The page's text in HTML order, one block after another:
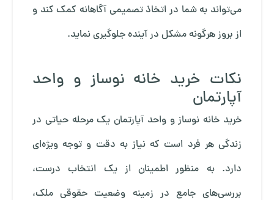
می‌تواند به شما در اتخاذ تصمیمی آگاهانه کمک کند و
از بروز هرگونه مشکل در آینده جلوگیری نماید.
نکات خرید خانه نوساز و واحد
آپارتمان
خرید خانه نوساز و واحد آپارتمان یک مرحله حیاتی در
زندگی هر فرد است که نیاز به دقت و توجه ویژه‌ای
دارد. به منظور اطمینان از یک انتخاب درست،
بررسی‌های جامع در زمینه وضعیت حقوقی ملک،